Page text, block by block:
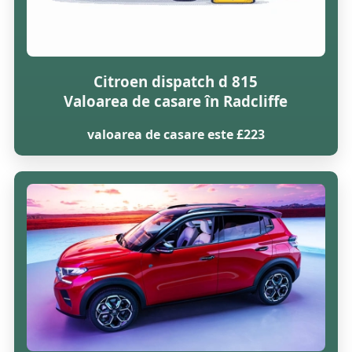
Citroen dispatch d 815
Valoarea de casare în Radcliffe
valoarea de casare este £223